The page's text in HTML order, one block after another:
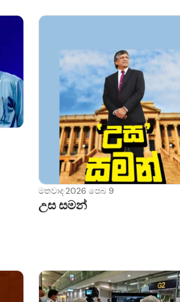
මතවාද·2026 පෙබ 9
උස සමන්